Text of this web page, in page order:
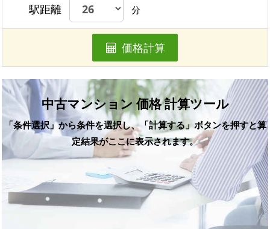
駅距離 分
価格計算
中古マンション 価格 計算ツール
「条件選択」から条件を選択し、「計算する」ボタンを押すと算
定結果がここに表示されます。